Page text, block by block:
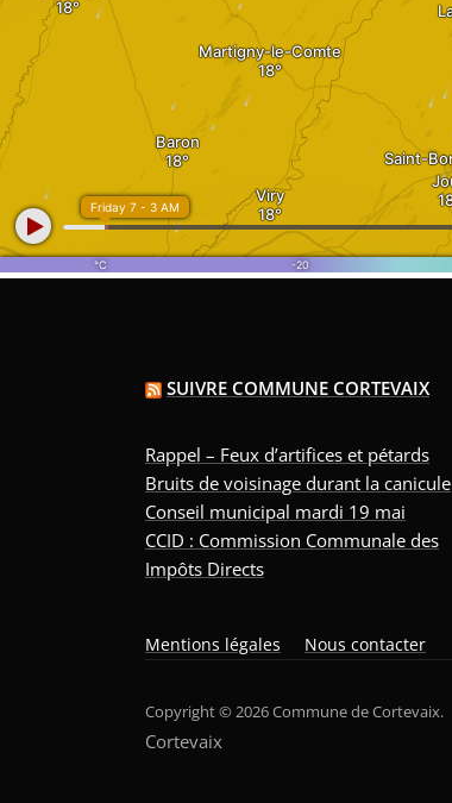
SUIVRE COMMUNE CORTEVAIX
Rappel – Feux d’artifices et pétards
Bruits de voisinage durant la canicule
Conseil municipal mardi 19 mai
CCID : Commission Communale des
Impôts Directs
Mentions légales Nous contacter
Copyright © 2026 Commune de Cortevaix.
Cortevaix